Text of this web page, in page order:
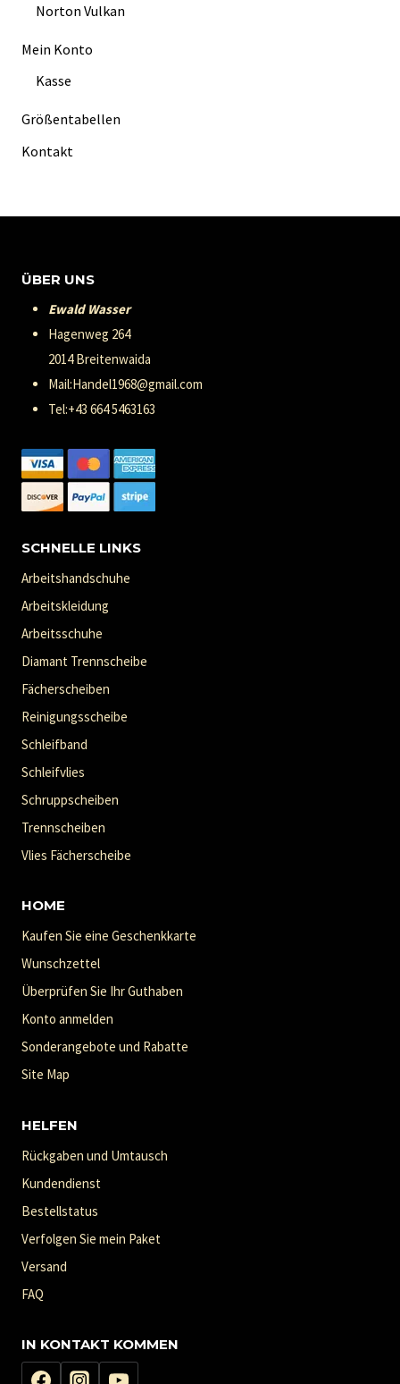
Norton Vulkan
Mein Konto
Kasse
Größentabellen
Kontakt
ÜBER UNS
Ewald Wasser
Hagenweg 264
2014 Breitenwaida
Mail:Handel1968@gmail.com
Tel:+43 664 5463163
SCHNELLE LINKS
Arbeitshandschuhe
Arbeitskleidung
Arbeitsschuhe
Diamant Trennscheibe
Fächerscheiben
Reinigungsscheibe
Schleifband
Schleifvlies
Schruppscheiben
Trennscheiben
Vlies Fächerscheibe
HOME
Kaufen Sie eine Geschenkkarte
Wunschzettel
Überprüfen Sie Ihr Guthaben
Konto anmelden
Sonderangebote und Rabatte
Site Map
HELFEN
Rückgaben und Umtausch
Kundendienst
Bestellstatus
Verfolgen Sie mein Paket
Versand
FAQ
IN KONTAKT KOMMEN